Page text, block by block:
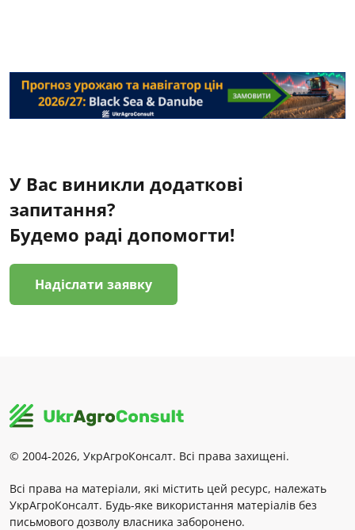
У Вас виникли додаткові
запитання?
Будемо раді допомогти!
Надіслати заявку
© 2004-2026, УкрАгроКонсалт. Всі права захищені.
Всі права на матеріали, які містить цей ресурс, належать
УкрАгроКонсалт. Будь-яке використання матеріалів без
письмового дозволу власника заборонено.